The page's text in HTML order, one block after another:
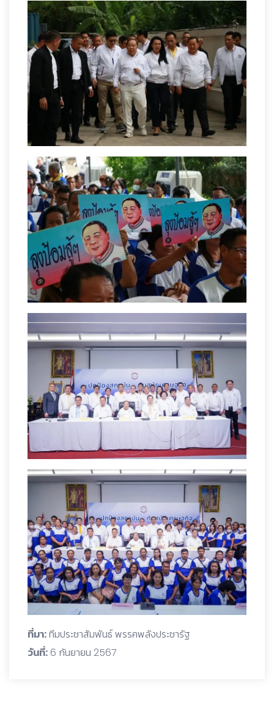
ที่มา:ทีมประชาสัมพันธ์ พรรคพลังประชารัฐ
วันที่: 6 กันยายน 2567